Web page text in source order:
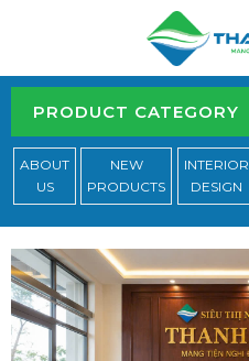
PRODUCT CATEGORY
ABOUT
US
NEW
PRODUCTS
INTERIOR
DESIGN